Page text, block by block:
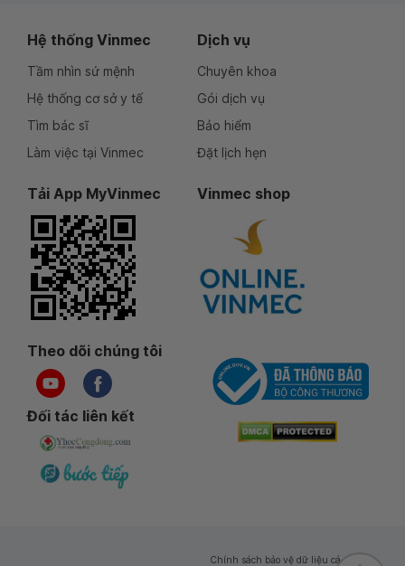
Hệ thống Vinmec
Tầm nhìn sứ mệnh
Hệ thống cơ sở y tế
Tìm bác sĩ
Làm việc tại Vinmec
Dịch vụ
Chuyên khoa
Gói dịch vụ
Bảo hiểm
Đặt lịch hẹn
Tải App MyVinmec Vinmec shop
Theo dõi chúng tôi
Đối tác liên kết
Chính sách bảo vệ dữ liệu cá nhân